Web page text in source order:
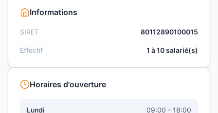
Informations
SIRET 80112890100015
Effectif 1 à 10 salarié(s)
Horaires d'ouverture
Lundi 09:00 - 18:00